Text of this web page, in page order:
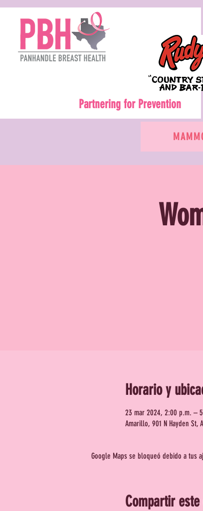
Partnering for Prevention
Horario y
23 mar 2024, 2:00 p.m. –
Amarillo, 901 N Hayden St,
Google Maps se bloqueó debido a tus
Compartir